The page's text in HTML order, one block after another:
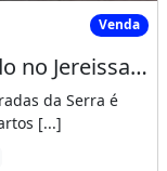
no Jereissate
Venda
Casas em Condominio Fechado no Jereissate 3, Entrada Facilitada em Ate 60X, Aproveite!
da Serra é
[...]